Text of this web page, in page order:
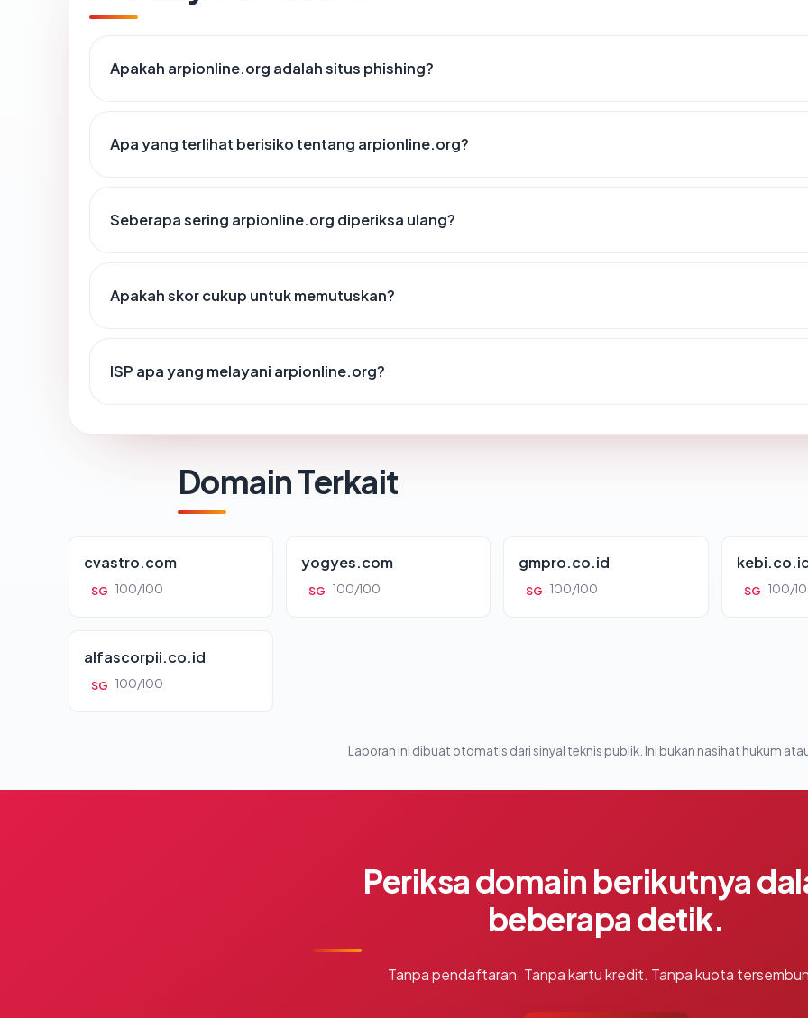
Apakah arpionline.org adalah situs phishing?
Apa yang terlihat berisiko tentang arpionline.org?
Seberapa sering arpionline.org diperiksa ulang?
Apakah skor cukup untuk memutuskan?
ISP apa yang melayani arpionline.org?
Domain Terkait
cvastro.com
SG 100/100
yogyes.com
SG 100/100
gmpro.co.id
SG 100/100 SG 100/
alfascorpii.co.id
SG 100/100
Laporan ini dibuat otomatis dari sinyal teknis publik. Ini bukan nasihat hukum
Periksa domain berikutnya
beberapa detik.
Tanpa pendaftaran. Tanpa kartu kredit. Tanpa kuota